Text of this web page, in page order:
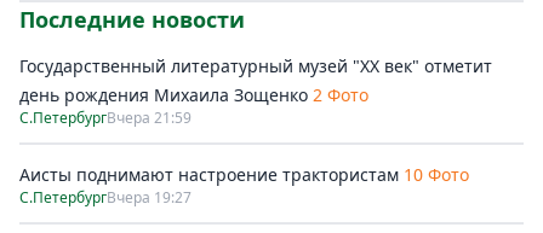
Последние новости
Государственный литературный музей "ХХ век" отметит
день рождения Михаила Зощенко 2 Фото
С.ПетербургВчера 21:59
Аисты поднимают настроение трактористам 10 Фото
С.ПетербургВчера 19:27